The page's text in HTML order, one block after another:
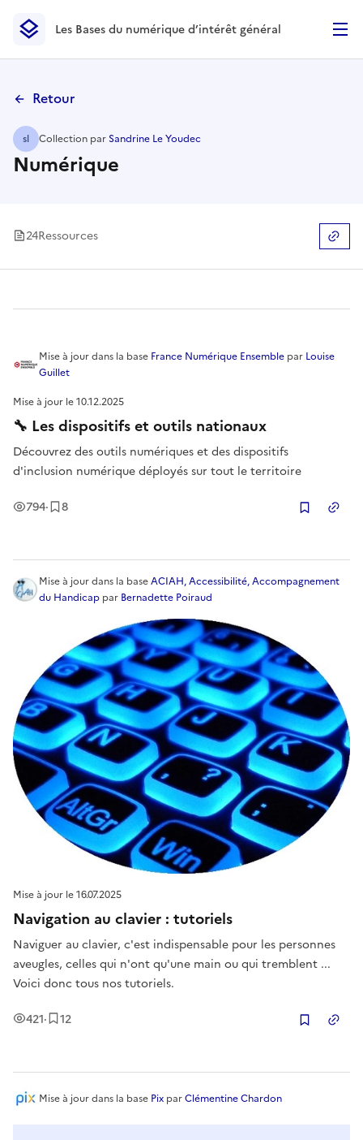
Les Bases du numérique d’intérêt général- Retour à la
Les Bases du numérique d’intérêt général
Retour
sl Collection par Sandrine Le Youdec
Numérique
24Ressources
Mise à jour le10.12.2025
🔧 Les dispositifs et outils nationaux
Découvrez des outils numériques et des dispositifs
d'inclusion numérique déployés sur tout le territoire
794Vues
· 8Enregistrement
Mise à jourdans la base France Numérique Ensemble par Louise
Guillet
Mise à jour le16.07.2025
Navigation au clavier : tutoriels
Naviguer au clavier, c'est indispensable pour les personnes
aveugles, celles qui n'ont qu'une main ou qui tremblent ...
Voici donc tous nos tutoriels.
421Vues
· 12Enregistrement
Mise à jourdans la baseACIAH, Accessibilité, Accompagnement
du Handicap par Bernadette Poiraud
Mise à jourdans la base Pix parClémentine Chardon